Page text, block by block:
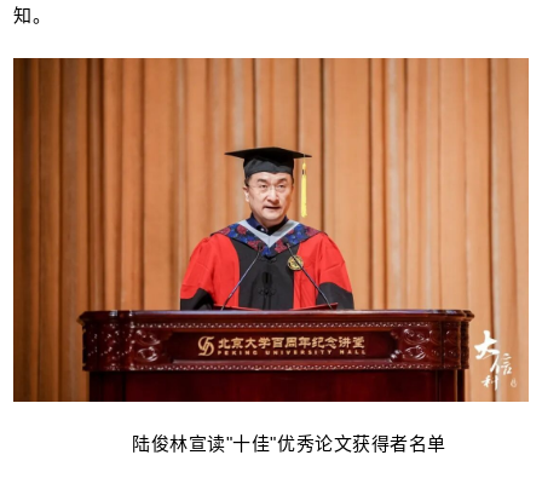
知。
陆俊林宣读"十佳"优秀论文获得者名单